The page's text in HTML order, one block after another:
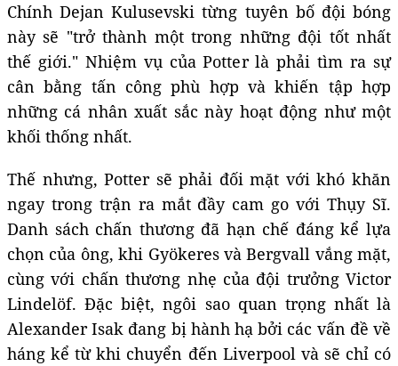
Chính Dejan Kulusevski từng tuyên bố đội bóng
này sẽ "trở thành một trong những đội tốt nhất
thế giới." Nhiệm vụ của Potter là phải tìm ra sự
cân bằng tấn công phù hợp và khiến tập hợp
những cá nhân xuất sắc này hoạt động như một
khối thống nhất.
Thế nhưng, Potter sẽ phải đối mặt với khó khăn
ngay trong trận ra mắt đầy cam go với Thụy Sĩ.
Danh sách chấn thương đã hạn chế đáng kể lựa
chọn của ông, khi Gyökeres và Bergvall vắng mặt,
cùng với chấn thương nhẹ của đội trưởng Victor
Lindelöf. Đặc biệt, ngôi sao quan trọng nhất là
Alexander Isak đang bị hành hạ bởi các vấn đề về
háng kể từ khi chuyển đến Liverpool và sẽ chỉ có